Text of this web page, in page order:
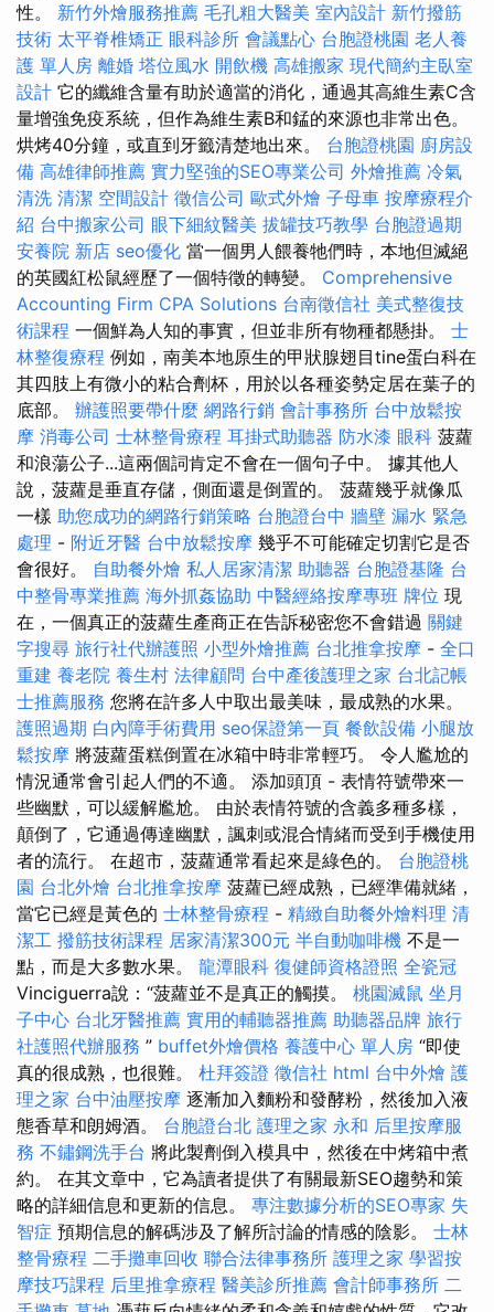
性。 新竹外燴服務推薦 毛孔粗大醫美 室內設計 新竹撥筋
技術 太平脊椎矯正 眼科診所 會議點心 台胞證桃園 老人養
護 單人房 離婚 塔位風水 開飲機 高雄搬家 現代簡約主臥室
設計 它的纖維含量有助於適當的消化，通過其高維生素C含
量增強免疫系統，但作為維生素B和錳的來源也非常出色。
烘烤40分鐘，或直到牙籤清楚地出來。 台胞證桃園 廚房設
備 高雄律師推薦 實力堅強的SEO專業公司 外燴推薦 冷氣
清洗 清潔 空間設計 徵信公司 歐式外燴 子母車 按摩療程介
紹 台中搬家公司 眼下細紋醫美 拔罐技巧教學 台胞證過期
安養院 新店 seo優化 當一個男人餵養牠們時，本地但滅絕
的英國紅松鼠經歷了一個特徵的轉變。 Comprehensive
Accounting Firm CPA Solutions 台南徵信社 美式整復技
術課程 一個鮮為人知的事實，但並非所有物種都懸掛。 士
林整復療程 例如，南美本地原生的甲狀腺翅目tine蛋白科在
其四肢上有微小的粘合劑杯，用於以各種姿勢定居在葉子的
底部。 辦護照要帶什麼 網路行銷 會計事務所 台中放鬆按
摩 消毒公司 士林整骨療程 耳掛式助聽器 防水漆 眼科 菠蘿
和浪蕩公子...這兩個詞肯定不會在一個句子中。 據其他人
說，菠蘿是垂直存儲，側面還是倒置的。 菠蘿幾乎就像瓜
一樣 助您成功的網路行銷策略 台胞證台中 牆壁 漏水 緊急
處理 - 附近牙醫 台中放鬆按摩 幾乎不可能確定切割它是否
會很好。 自助餐外燴 私人居家清潔 助聽器 台胞證基隆 台
中整骨專業推薦 海外抓姦協助 中醫經絡按摩專班 牌位 現
在，一個真正的菠蘿生產商正在告訴秘密您不會錯過 關鍵
字搜尋 旅行社代辦護照 小型外燴推薦 台北推拿按摩 - 全口
重建 養老院 養生村 法律顧問 台中產後護理之家 台北記帳
士推薦服務 您將在許多人中取出最美味，最成熟的水果。
護照過期 白內障手術費用 seo保證第一頁 餐飲設備 小腿放
鬆按摩 將菠蘿蛋糕倒置在冰箱中時非常輕巧。 令人尷尬的
情況通常會引起人們的不適。 添加頭頂 - 表情符號帶來一
些幽默，可以緩解尷尬。 由於表情符號的含義多種多樣，
顛倒了，它通過傳達幽默，諷刺或混合情緒而受到手機使用
者的流行。 在超市，菠蘿通常看起來是綠色的。 台胞證桃
園 台北外燴 台北推拿按摩 菠蘿已經成熟，已經準備就緒，
當它已經是黃色的 士林整骨療程 - 精緻自助餐外燴料理 清
潔工 撥筋技術課程 居家清潔300元 半自動咖啡機 不是一
點，而是大多數水果。 龍潭眼科 復健師資格證照 全瓷冠
Vinciguerra說：“菠蘿並不是真正的觸摸。 桃園滅鼠 坐月
子中心 台北牙醫推薦 實用的輔聽器推薦 助聽器品牌 旅行
社護照代辦服務 ” buffet外燴價格 養護中心 單人房 “即使
真的很成熟，也很難。 杜拜簽證 徵信社 html 台中外燴 護
理之家 台中油壓按摩 逐漸加入麵粉和發酵粉，然後加入液
態香草和朗姆酒。 台胞證台北 護理之家 永和 后里按摩服
務 不鏽鋼洗手台 將此製劑倒入模具中，然後在中烤箱中煮
約。 在其文章中，它為讀者提供了有關最新SEO趨勢和策
略的詳細信息和更新的信息。 專注數據分析的SEO專家 失
智症 預期信息的解碼涉及了解所討論的情感的陰影。 士林
整骨療程 二手攤車回收 聯合法律事務所 護理之家 學習按
摩技巧課程 后里推拿療程 醫美診所推薦 會計師事務所 二